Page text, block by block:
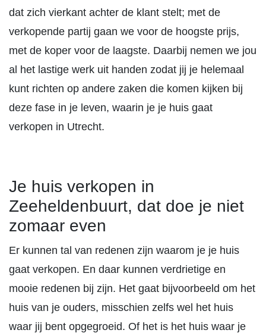
dat zich vierkant achter de klant stelt; met de
verkopende partij gaan we voor de hoogste prijs,
met de koper voor de laagste. Daarbij nemen we jou
al het lastige werk uit handen zodat jij je helemaal
kunt richten op andere zaken die komen kijken bij
deze fase in je leven, waarin je je huis gaat
verkopen in Utrecht.
Je huis verkopen in
Zeeheldenbuurt, dat doe je niet
zomaar even
Er kunnen tal van redenen zijn waarom je je huis
gaat verkopen. En daar kunnen verdrietige en
mooie redenen bij zijn. Het gaat bijvoorbeeld om het
huis van je ouders, misschien zelfs wel het huis
waar jij bent opgegroeid. Of het is het huis waar je